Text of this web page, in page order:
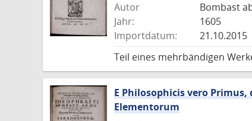
Autor
Bombast
Jahr:
1605
Importdatum:
21.10.2015
Teil eines mehrbändigen
E Philosophicis vero
Elementorum